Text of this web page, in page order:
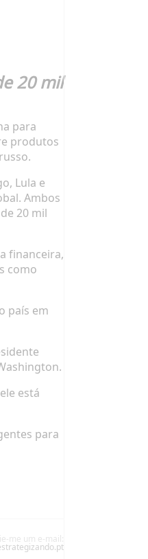
20 mil
para
produtos
Lula e
Ambos
20 mil
financeira,
como
país em
está
para
me um e-mail: